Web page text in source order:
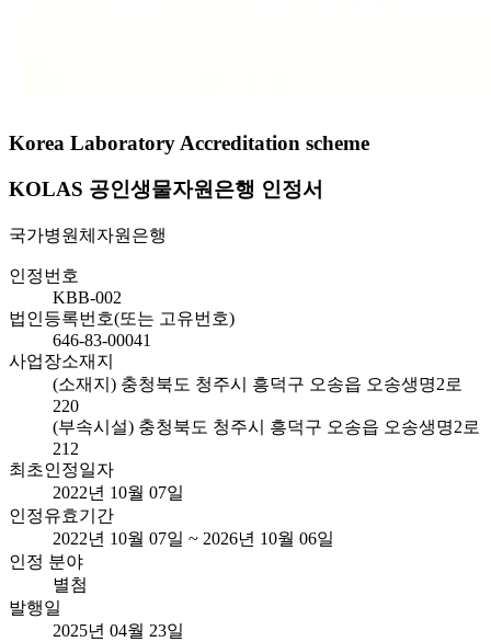
Korea Laboratory Accreditation scheme
KOLAS 공인생물자원은행 인정서
국가병원체자원은행
인정번호
KBB-002
법인등록번호(또는 고유번호)
646-83-00041
사업장소재지
(소재지) 충청북도 청주시 흥덕구 오송읍 오송생명2로
220
(부속시설) 충청북도 청주시 흥덕구 오송읍 오송생명2로
212
최초인정일자
2022년 10월 07일
인정유효기간
2022년 10월 07일 ~ 2026년 10월 06일
인정 분야
별첨
발행일
2025년 04월 23일